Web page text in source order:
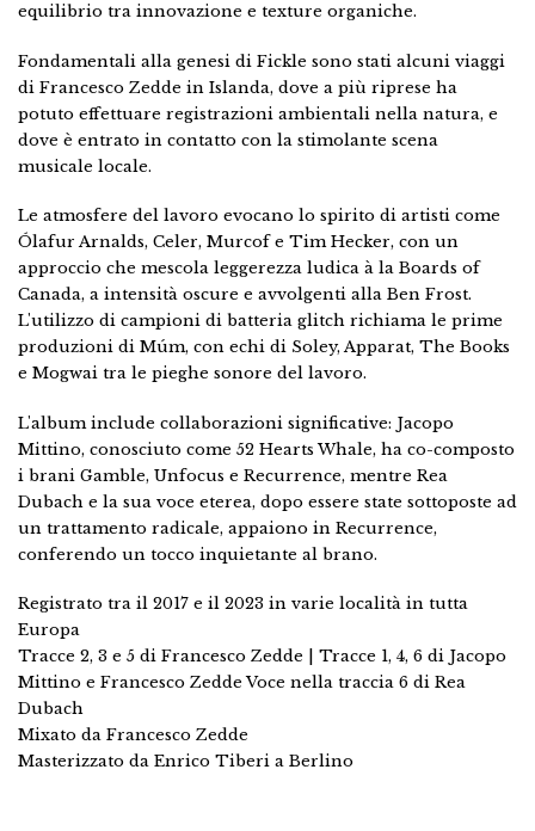
equilibrio tra innovazione e texture organiche.
Fondamentali alla genesi di Fickle sono stati alcuni viaggi
di Francesco Zedde in Islanda, dove a più riprese ha
potuto effettuare registrazioni ambientali nella natura, e
dove è entrato in contatto con la stimolante scena
musicale locale.
Le atmosfere del lavoro evocano lo spirito di artisti come
Ólafur Arnalds, Celer, Murcof e Tim Hecker, con un
approccio che mescola leggerezza ludica à la Boards of
Canada, a intensità oscure e avvolgenti alla Ben Frost.
L'utilizzo di campioni di batteria glitch richiama le prime
produzioni di Múm, con echi di Soley, Apparat, The Books
e Mogwai tra le pieghe sonore del lavoro.
L'album include collaborazioni significative: Jacopo
Mittino, conosciuto come 52 Hearts Whale, ha co-composto
i brani Gamble, Unfocus e Recurrence, mentre Rea
Dubach e la sua voce eterea, dopo essere state sottoposte ad
un trattamento radicale, appaiono in Recurrence,
conferendo un tocco inquietante al brano.
Registrato tra il 2017 e il 2023 in varie località in tutta
Europa
Tracce 2, 3 e 5 di Francesco Zedde | Tracce 1, 4, 6 di Jacopo
Mittino e Francesco Zedde Voce nella traccia 6 di Rea
Dubach
Mixato da Francesco Zedde
Masterizzato da Enrico Tiberi a Berlino